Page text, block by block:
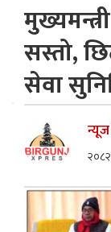
सस्तो,
सेवा